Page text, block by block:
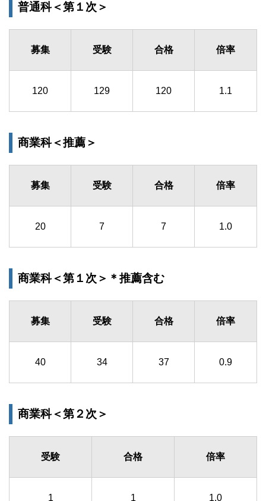
普通科＜第１次＞
募集 受験 合格 倍率
120 129 120 1.1
商業科＜推薦＞
募集 受験 合格 倍率
20 7 7 1.0
商業科＜第１次＞＊推薦含む
募集 受験 合格 倍率
40 34 37 0.9
商業科＜第２次＞
受験 合格 倍率
1 1 1.0